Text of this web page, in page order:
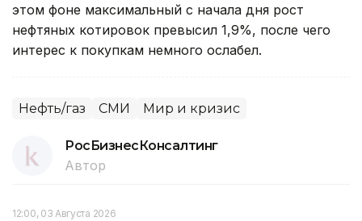
этом фоне максимальный с начала дня рост
нефтяных котировок превысил 1,9%, после чего
интерес к покупкам немного ослабел.
Нефть/газ СМИ Мир и кризис
РосБизнесКонсалтинг
Автор
12:00, 03 Августа 2026